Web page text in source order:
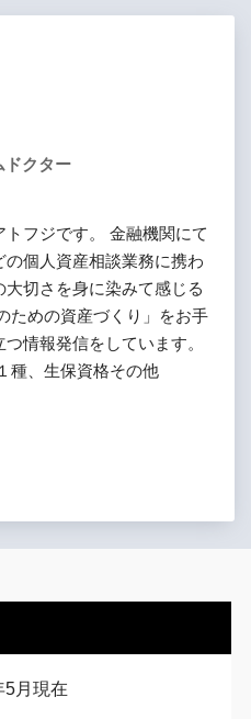
ドクター
フジです。 金融機関にて
個人資産相談業務に携わ
切さを身に染みて感じる
ための資産づくり」をお手
情報発信をしています。
種、生保資格その他
月現在